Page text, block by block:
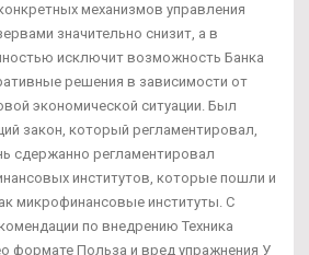
механизмов управления
значительно снизит, а в
исключит возможность Банка
решения в зависимости от
экономической ситуации. Был
закон, который регламентировал,
сдержанно регламентировал
институтов, которые пошли и
микрофинансовые институты. С
по внедрению Техника
формате Польза и вред упражнения У